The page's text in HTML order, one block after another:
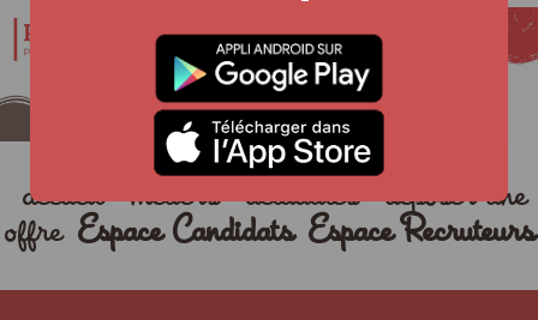
accueil métiers actualités
déposer une
offre Espace Candidats Espace Recruteurs